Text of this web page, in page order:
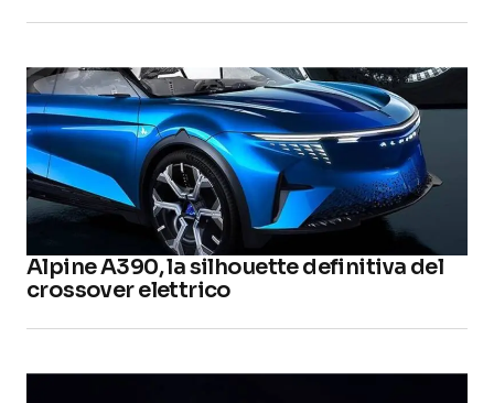
Alpine A390, la silhouette definitiva del
crossover elettrico